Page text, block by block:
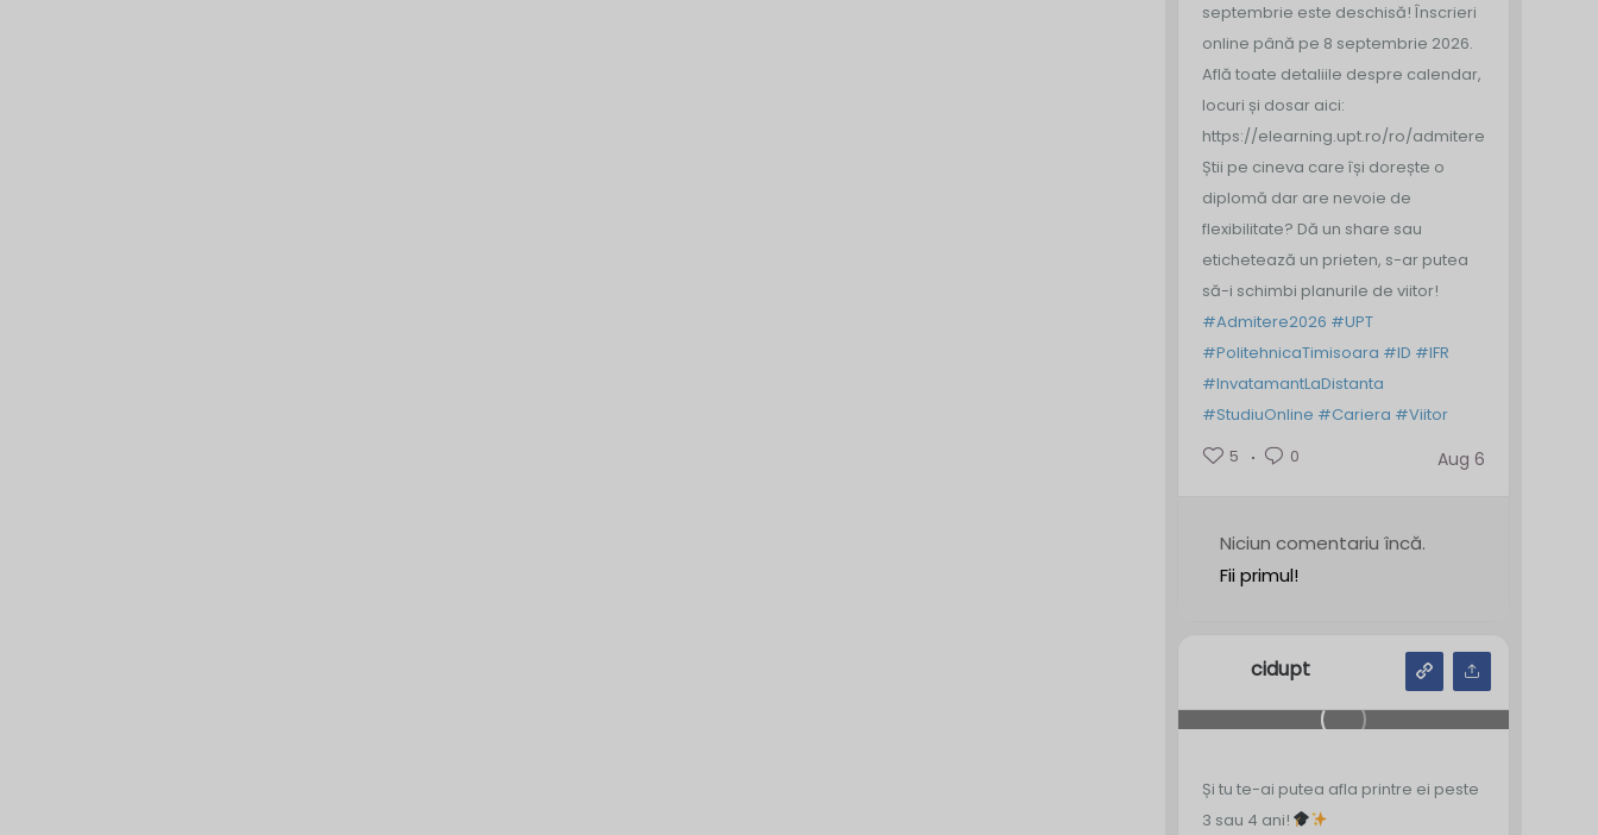
septembrie este deschisă! Înscrieri
online până pe 8 septembrie 2026.
Află toate detaliile despre calendar,
locuri și dosar aici:
https://elearning.upt.ro/ro/admitere/
Știi pe cineva care își dorește o
diplomă dar are nevoie de
flexibilitate? Dă un share sau
etichetează un prieten, s-ar putea
să-i schimbi planurile de viitor!
#Admitere2026 #UPT
#PolitehnicaTimisoara #ID #IFR
#InvatamantLaDistanta
#StudiuOnline #Cariera #Viitor
5
0 Aug 6
Niciun comentariu încă.
Fii primul!
cidupt
Și tu te-ai putea afla printre ei peste
3 sau 4 ani!